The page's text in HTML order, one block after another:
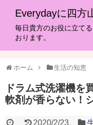
Everydayに四方
毎日貴方のお役に立て
おります。
ホーム 生活の知恵
ドラム式洗濯機を
軟剤が香らない！
2020/2/23